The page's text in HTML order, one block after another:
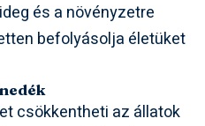
és a növényzetre
befolyásolja életüket
csökkentheti az állatok